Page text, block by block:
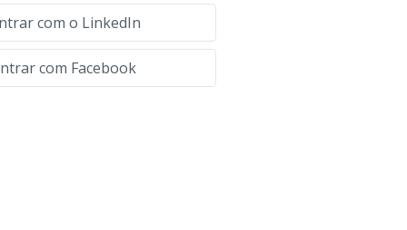
com o LinkedIn
com Facebook